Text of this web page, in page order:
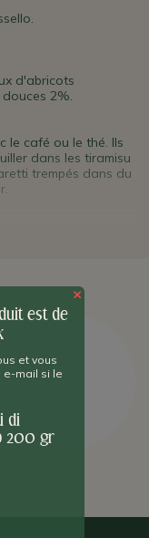
d'abricots
2%.
le café ou le thé. Ils
dans les tiramisu
trempés dans du
Leur goût est
×
est de
et vous
e-mail si le
di
200 gr